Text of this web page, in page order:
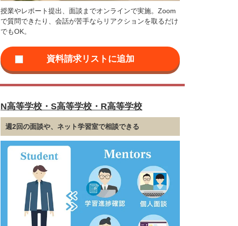
授業やレポート提出、面談までオンラインで実施。Zoom
で質問できたり、会話が苦手ならリアクションを取るだけ
でもOK。
N高等学校・S高等学校・R高等学校
週2回の面談や、ネット学習室で相談できる